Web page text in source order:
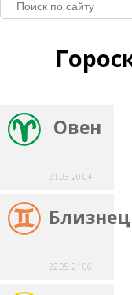
Овен
21.03-20.04
22.05-21.06